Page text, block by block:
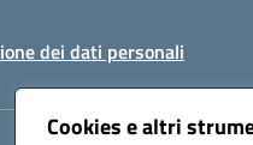
Cookies e altri
dei dati personali